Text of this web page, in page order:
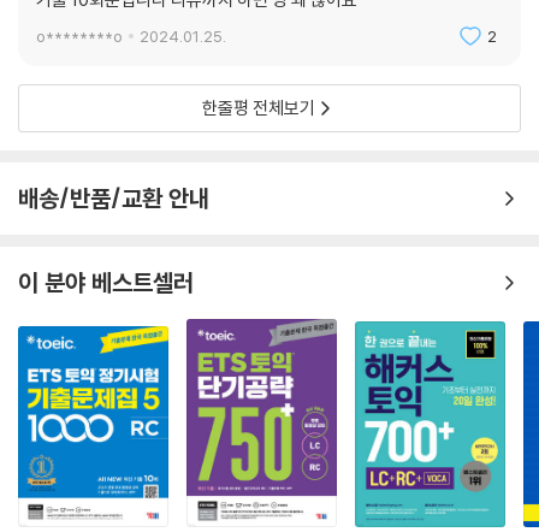
o********o 2024.01.25. 2
한줄평 전체보기
배송/반품/교환 안내
이 분야 베스트셀러